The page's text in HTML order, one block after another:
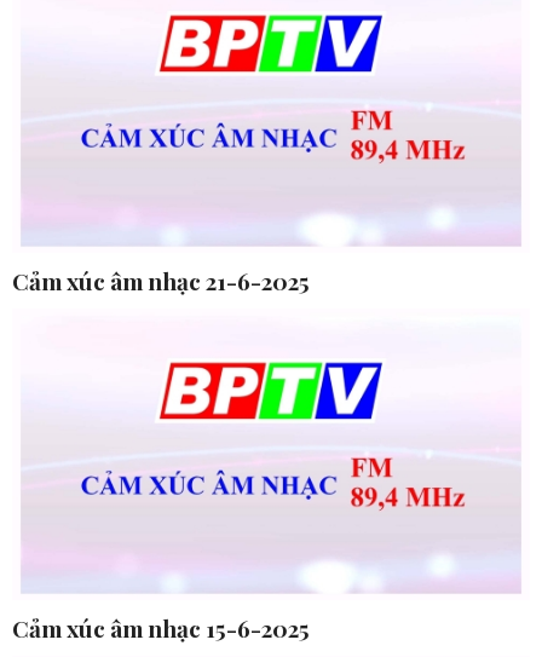
Cảm xúc âm nhạc 21-6-2025
Cảm xúc âm nhạc 15-6-2025